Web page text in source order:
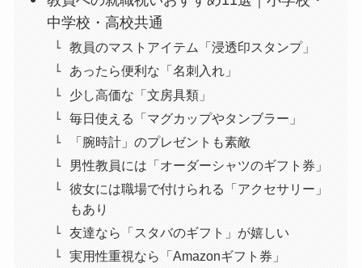
中学校・高校共通
教員のマストアイテム「浸透印スタンプ」
あったら便利な「名刺入れ」
少し高価な「文房具類」
毎日使える「マグカップやタンブラー」
「腕時計」のプレゼントも素敵
男性教員には「オーダーシャツのギフト券」
彼女には職場で付けられる「アクセサリー」
もあり
友達なら「スタバのギフト」が嬉しい
実用性重視なら「Amazonギフト券」